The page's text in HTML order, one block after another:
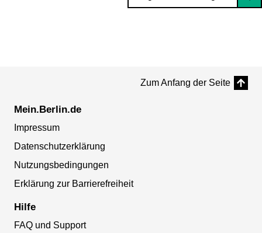
Zum Anfang der Seite
Mein.Berlin.de
Impressum
Datenschutzerklärung
Nutzungsbedingungen
Erklärung zur Barrierefreiheit
Hilfe
FAQ und Support